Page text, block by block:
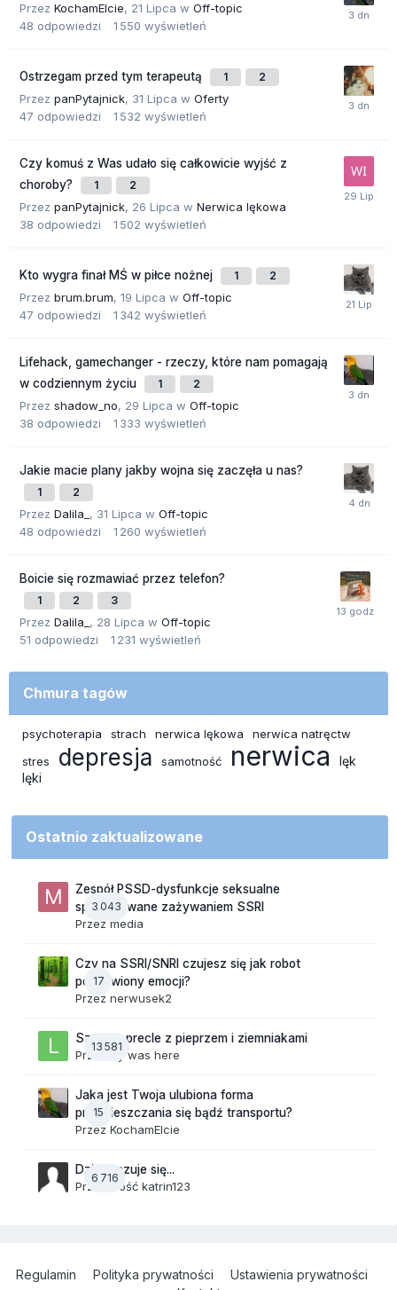
Przez KochamElcie, 21 Lipca w Off-topic
48 odpowiedzi 1 550 wyświetleń
Ostrzegam przed tym terapeutą 1 2
Przez panPytajnick, 31 Lipca w Oferty
47 odpowiedzi 1 532 wyświetleń
Czy komuś z Was udało się całkowicie wyjść z
choroby?
1 2
Przez panPytajnick, 26 Lipca w Nerwica lękowa
38 odpowiedzi 1 502 wyświetleń
Kto wygra finał MŚ w piłce nożnej 1 2
Przez brum.brum, 19 Lipca w Off-topic
47 odpowiedzi 1 342 wyświetleń
Lifehack, gamechanger - rzeczy, które nam pomagają
w codziennym życiu
1 2
Przez shadow_no, 29 Lipca w Off-topic
38 odpowiedzi 1 333 wyświetleń
Jakie macie plany jakby wojna się zaczęła u nas?
1 2
Przez Dalila_ , 31 Lipca w Off-topic
48 odpowiedzi 1 260 wyświetleń
Boicie się rozmawiać przez telefon?
1 2 3
Przez Dalila_ , 28 Lipca w Off-topic
51 odpowiedzi 1 231 wyświetleń
Chmura tagów
psychoterapia strach nerwica lękowa
nerwica natręctw
stres
depresja samotność nerwica
lęk
lęki
Ostatnio zaktualizowane
3 043
Zespół PSSD-dysfunkcje seksualne
spowodowane zażywaniem SSRI
Przez media
17
Czy na SSRI/SNRI czujesz się jak robot
pozbawiony emocji?
Przez nerwusek2
13 581
Szalone precle z pieprzem i ziemniakami
Przezlily was here
15
Jaka jest Twoja ulubiona forma
przemieszczania się bądź transportu?
Przez KochamElcie
6 716
Dzisiaj czuje się...
Przez Gość katrin123
Regulamin Polityka prywatności
Ustawienia prywatności